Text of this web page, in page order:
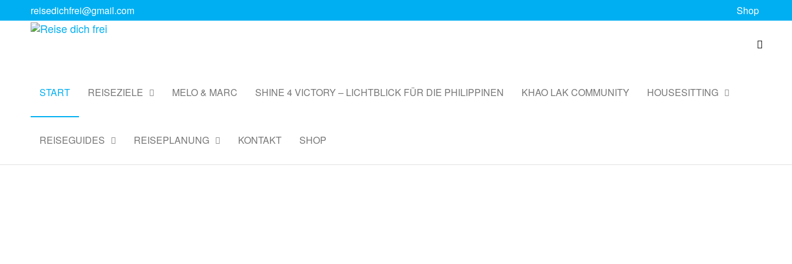
reisedichfrei@gmail.com Shop
START REISEZIELE MELO & MARC SHINE 4 VICTORY – LICHTBLICK FÜR DIE PHILIPPINEN KHAO LAK COMMUNITY HOUSESITTING
REISEGUIDES REISEPLANUNG KONTAKT SHOP